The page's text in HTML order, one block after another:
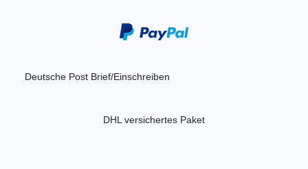
Deutsche Post Brief/Einschreiben
DHL versichertes Paket